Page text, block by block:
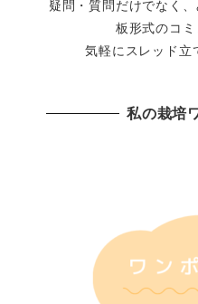
疑問・質問だけでなく
板形式のコミ
気軽にスレッド立
私の栽培